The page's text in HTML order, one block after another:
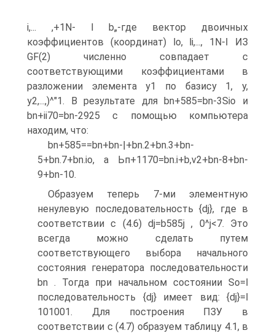
і,... ,+1N- І b„-где вектор двоичных
коэффициентов (координат) lo, li,..., 1N-I ИЗ
GF(2) численно совпадает с
соответствующими коэффициентами в
разложении элемента у1 по базису 1, у,
у2,...,)^"1. В результате для bn+585=bn-3Sio и
bn+ii70=bn-2925 с помощью компьютера
находим, что:
bn+585==bn+bn-|+bn.2+bn.3+bn-
5+bn.7+bn.io, а Ьп+1170=bn.i+b,v2+bn-8+bn-
9+bn-10.
Образуем теперь 7-ми элементную
ненулевую последовательность {dj}, где в
соответствии с (4.6) dj=b585j , 0^j<7. Это
всегда можно сделать путем
соответствующего выбора начального
состояния генератора последовательности
bn . Тогда при начальном состоянии So=l
последовательность {dj} имеет вид: {dj}=l
101001. Для построения ПЗУ в
соответствии с (4.7) образуем таблицу 4.1, в